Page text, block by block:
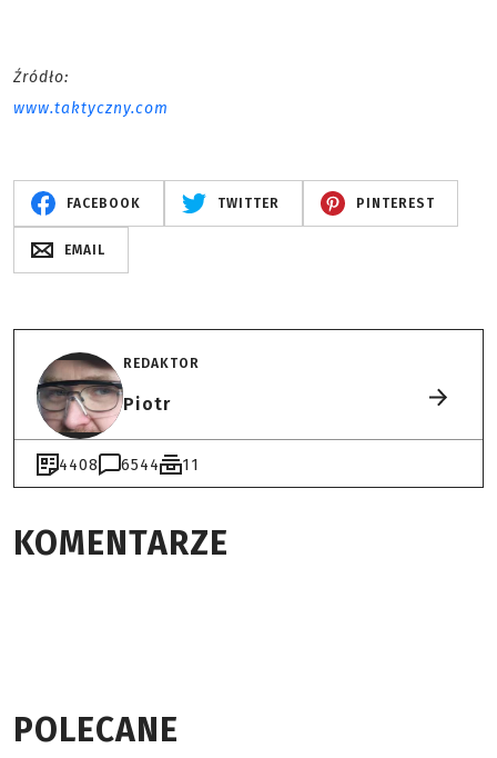
Źródło:
www.taktyczny.com
FACEBOOK TWITTER PINTEREST
EMAIL
REDAKTOR
Piotr
4408 6544 11
KOMENTARZE
POLECANE